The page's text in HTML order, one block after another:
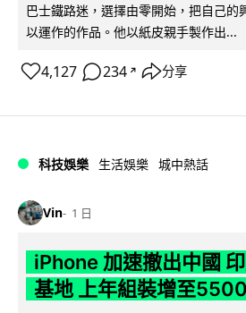
巴士鐵路迷，選擇由零開始，把自己的
以運作的作品。他以紙皮親手製作出...
4,127 234 ↗ 分享
科技娛樂 生活娛樂 城中熱話
Vin 1 日
iPhone 加速撤出中國
基地 上年組裝增至